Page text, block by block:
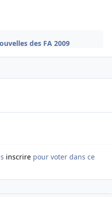
des FA 2009
inscrire pour voter dans ce